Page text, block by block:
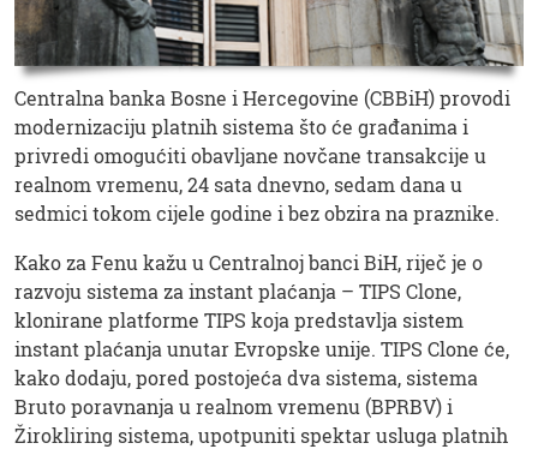
Centralna banka Bosne i Hercegovine (CBBiH) provodi
modernizaciju platnih sistema što će građanima i
privredi omogućiti obavljane novčane transakcije u
realnom vremenu, 24 sata dnevno, sedam dana u
sedmici tokom cijele godine i bez obzira na praznike.
Kako za Fenu kažu u Centralnoj banci BiH, riječ je o
razvoju sistema za instant plaćanja – TIPS Clone,
klonirane platforme TIPS koja predstavlja sistem
instant plaćanja unutar Evropske unije. TIPS Clone će,
kako dodaju, pored postojeća dva sistema, sistema
Bruto poravnanja u realnom vremenu (BPRBV) i
Žirokliring sistema, upotpuniti spektar usluga platnih